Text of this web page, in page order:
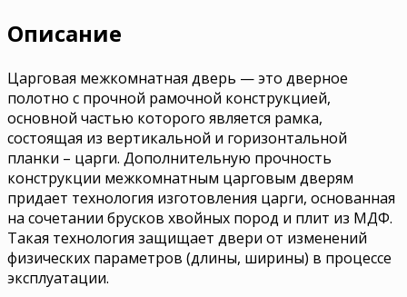
Описание
Царговая межкомнатная дверь — это дверное
полотно с прочной рамочной конструкцией,
основной частью которого является рамка,
состоящая из вертикальной и горизонтальной
планки – царги. Дополнительную прочность
конструкции межкомнатным царговым дверям
придает технология изготовления царги, основанная
на сочетании брусков хвойных пород и плит из МДФ.
Такая технология защищает двери от изменений
физических параметров (длины, ширины) в процессе
эксплуатации.